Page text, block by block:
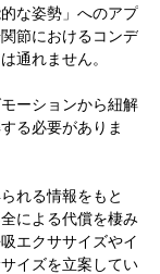
な姿勢」へのアプ
節におけるコンデ
通れません。
ーションから紐解
る必要がありま
れる情報をもと
による代償を棲み
エクササイズやイ
イズを立案してい